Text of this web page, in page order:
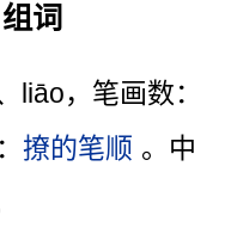
词
liāo，笔画数：
撩的笔顺 。中